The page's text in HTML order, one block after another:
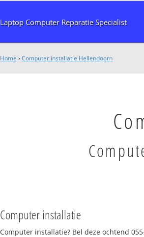
Laptop Computer Reparatie Specialist
Home ›Computer installatie Hellendoorn
Computer installatie
Computer installatie? Bel deze ochtend